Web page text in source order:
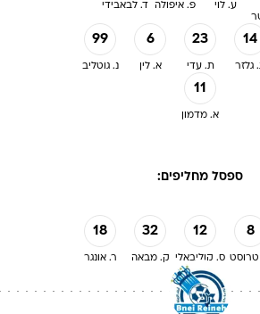
ד. לבאבידי פ. איפולה ע. לוי
99
נ. גוטליב
6
א. לין
23
ת. עדי
14
גלזר
11
א. מדמון
ספסל מחליפים:
18
ר. אונגר
32
ק. מבאה
12
ס. קוליבאלי
8